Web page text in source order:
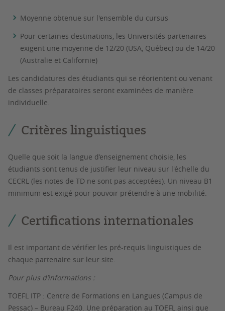
Moyenne obtenue sur l'ensemble du cursus
Pour certaines destinations, les Universités partenaires
exigent une moyenne de 12/20 (USA, Québec) ou de 14/20
(Australie et Californie)
Les candidatures des étudiants qui se réorientent ou venant
de classes préparatoires seront examinées de manière
individuelle.
Critères linguistiques
Quelle que soit la langue d’enseignement choisie, les
étudiants sont tenus de justifier leur niveau sur l'échelle du
CECRL (les notes de TD ne sont pas acceptées). Un niveau B1
minimum est exigé pour pouvoir prétendre à une mobilité.
Certifications internationales
Il est important de vérifier les pré-requis linguistiques de
chaque partenaire sur leur site.
Pour plus d’informations :
TOEFL ITP : Centre de Formations en Langues (Campus de
Pessac) – Bureau F240. Une préparation au TOEFL ainsi que